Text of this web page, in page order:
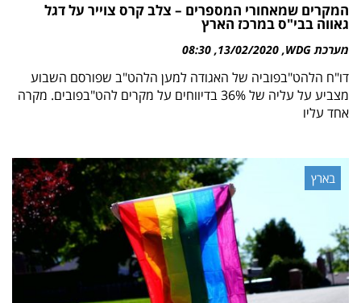
המקרים שמאחורי המספרים – צלב קרס צוייר על דגל
גאווה בבי"ס במרכז הארץ
מערכת WDG 13/02/2020
08:30
דו"ח הלהט"בפוביה של האגודה למען הלהט"ב שפורסם השבוע
מצביע על עליה של 36% בדיווחים על מקרים להט"בפובים. מקרה
אחד עליו
בארץ